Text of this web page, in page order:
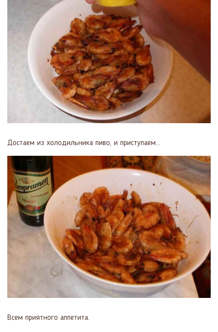
Достаем из холодильника пиво, и приступаем...
Всем приятного аппетита.